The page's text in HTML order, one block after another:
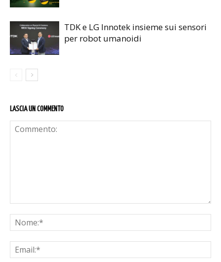
TDK e LG Innotek insieme sui sensori
per robot umanoidi
LASCIA UN COMMENTO